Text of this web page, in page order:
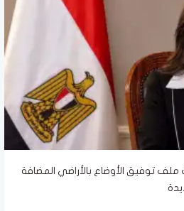
ملف توفيق الأوضاع بالأراضي المضافة